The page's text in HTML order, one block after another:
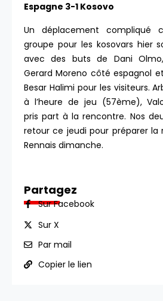
Espagne 3-1 Kosovo
Un déplacement compliqué
groupe pour les kosovars hier
avec des buts de Dani
Gerard Moreno côté espagnol
Besar Halimi pour les visiteurs.
à l’heure de jeu (57ème),
pris part à la rencontre. Nos
retour ce jeudi pour préparer la
Rennais dimanche.
Partagez
Sur Facebook
Sur X
Par mail
Copier le lien